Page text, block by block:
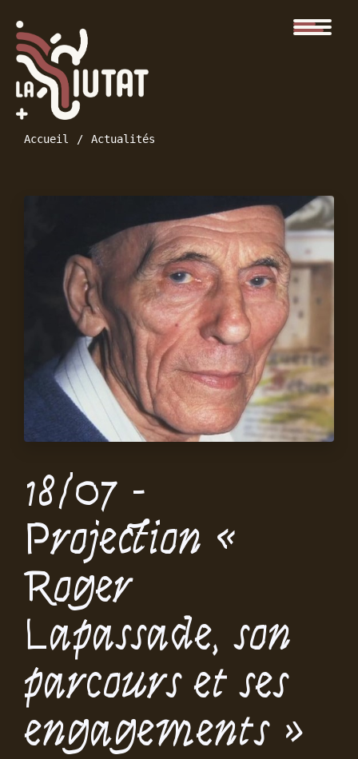
Accueil Actualités
18/07 -
Projection «
Roger
Lapassade, son
parcours et ses
engagements »